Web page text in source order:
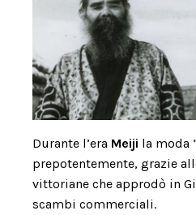
Durante l’era Meiji la moda
prepotentemente, grazie
vittoriane che approdò in
scambi commerciali.